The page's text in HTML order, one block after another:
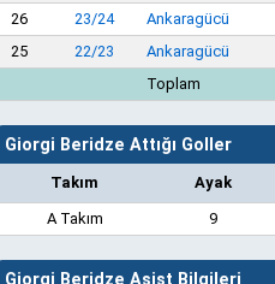
26
23/24 Ankaragücü
25
22/23 Ankaragücü
Toplam
Giorgi Beridze Attığı Goller
Takım Ayak
A Takım
9
Giorgi Beridze Asist Bilgileri